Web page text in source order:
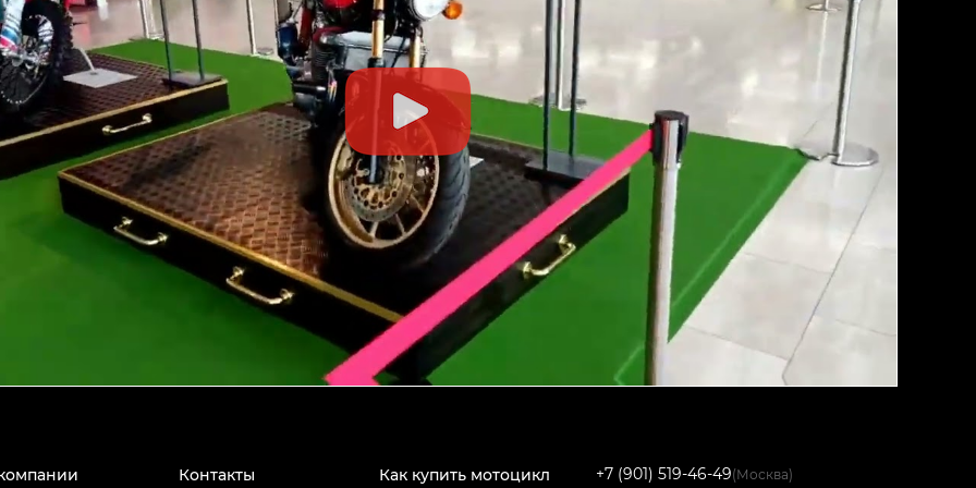
Контакты Как купить мотоцикл +7 (901) 519-46-49(Москва)